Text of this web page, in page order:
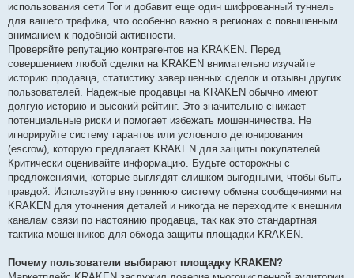
использования сети Tor и добавит еще один шифрованный туннель
для вашего трафика, что особенно важно в регионах с повышенным
вниманием к подобной активности.
Проверяйте репутацию контрагентов на KRAKEN. Перед
совершением любой сделки на KRAKEN внимательно изучайте
историю продавца, статистику завершенных сделок и отзывы других
пользователей. Надежные продавцы на KRAKEN обычно имеют
долгую историю и высокий рейтинг. Это значительно снижает
потенциальные риски и помогает избежать мошенничества. Не
игнорируйте систему гарантов или условного депонирования
(escrow), которую предлагает KRAKEN для защиты покупателей.
Критически оценивайте информацию. Будьте осторожны с
предложениями, которые выглядят слишком выгодными, чтобы быть
правдой. Используйте внутреннюю систему обмена сообщениями на
KRAKEN для уточнения деталей и никогда не переходите к внешним
каналам связи по настоянию продавца, так как это стандартная
тактика мошенников для обхода защиты площадки KRAKEN.
Почему пользователи выбирают площадку KRAKEN?